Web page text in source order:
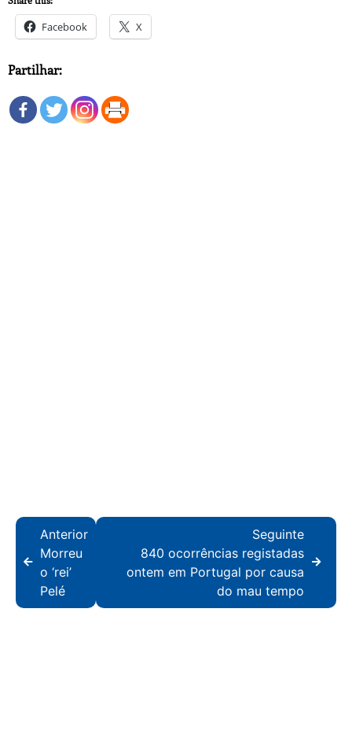
Facebook X
Partilhar:
Anterior
Morreu
o ‘rei’
Pelé
Seguinte
840 ocorrências registadas
ontem em Portugal por causa
do mau tempo